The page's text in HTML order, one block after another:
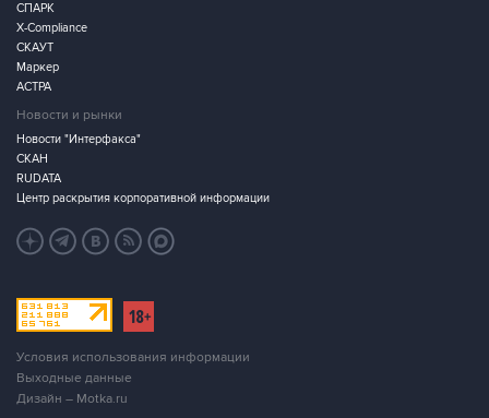
СПАРК
X-Compliance
СКАУТ
Маркер
АСТРА
Новости и рынки
Новости "Интерфакса"
СКАН
RUDATA
Центр раскрытия корпоративной информации
Условия использования информации
Выходные данные
Дизайн – Motka.ru